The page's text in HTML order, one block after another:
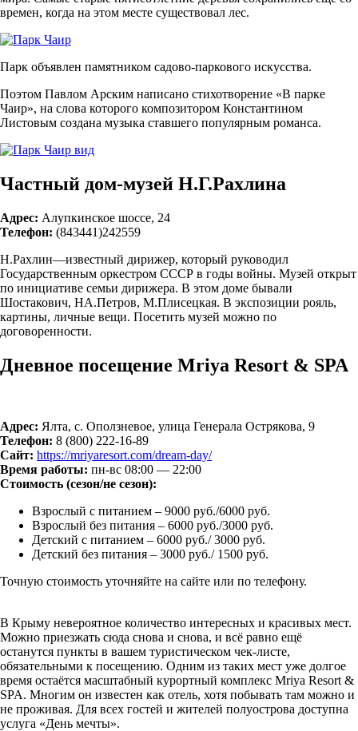
времен, когда на этом месте существовал лес.
Парк объявлен памятником садово-паркового искусства.
Поэтом Павлом Арским написано стихотворение «В парке
Чаир», на слова которого композитором Константином
Листовым создана музыка ставшего популярным романса.
Частный дом-музей Н.Г.Рахлина
Адрес: Алупкинское шоссе, 24
Телефон: (843441)242559
Н.Рахлин—известный дирижер, который руководил
Государственным оркестром СССР в годы войны. Музей открыт
по инициативе семьи дирижера. В этом доме бывали
Шостакович, НА.Петров, М.Плисецкая. В экспозиции рояль,
картины, личные вещи. Посетить музей можно по
договоренности.
Дневное посещение Mriya Resort & SPA
Адрес: Ялта, с. Оползневое, улица Генерала Острякова, 9
Телефон: 8 (800) 222-16-89
Сайт: https://mriyaresort.com/dream-day/
Время работы: пн-вс 08:00 — 22:00
Стоимость (сезон/не сезон):
Взрослый с питанием – 9000 руб./6000 руб.
Взрослый без питания – 6000 руб./3000 руб.
Детский с питанием – 6000 руб./ 3000 руб.
Детский без питания – 3000 руб./ 1500 руб.
Точную стоимость уточняйте на сайте или по телефону.
В Крыму невероятное количество интересных и красивых мест.
Можно приезжать сюда снова и снова, и всё равно ещё
останутся пункты в вашем туристическом чек-листе,
обязательными к посещению. Одним из таких мест уже долгое
время остаётся масштабный курортный комплекс Mriya Resort &
SPA. Многим он известен как отель, хотя побывать там можно и
не проживая. Для всех гостей и жителей полуострова доступна
услуга «День мечты».